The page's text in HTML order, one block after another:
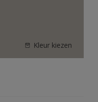
Kleur kiezen